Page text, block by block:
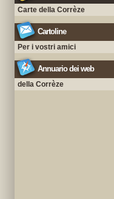
Carte della Corrèze
Cartoline
Per i vostri amici
Annuario dei web
della Corrèze